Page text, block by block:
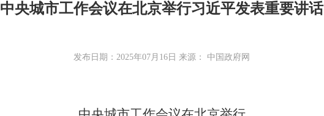
中央城市工作会议在北京举行习近平发表重要讲话
发布日期：2025年07月16日 来源： 中国政府网